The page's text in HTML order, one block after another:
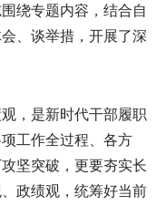
绕专题内容，结合自
、谈举措，开展了深
，是新时代干部履职
工作全过程、各方
坚突破，更要夯实长
政绩观，统筹好当前